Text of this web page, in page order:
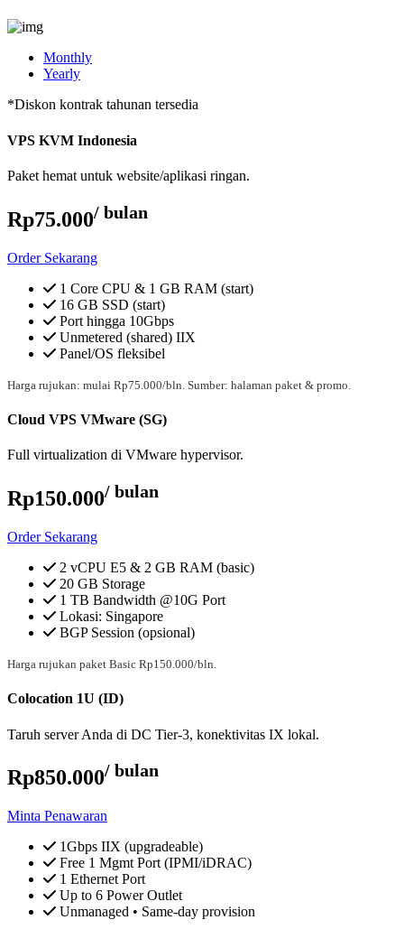
Monthly
Yearly
*Diskon kontrak tahunan tersedia
VPS KVM Indonesia
Paket hemat untuk website/aplikasi ringan.
Rp75.000/ bulan
Order Sekarang
1 Core CPU & 1 GB RAM (start)
16 GB SSD (start)
Port hingga 10Gbps
Unmetered (shared) IIX
Panel/OS fleksibel
Harga rujukan: mulai Rp75.000/bln. Sumber: halaman paket & promo.
Cloud VPS VMware (SG)
Full virtualization di VMware hypervisor.
Rp150.000/ bulan
Order Sekarang
2 vCPU E5 & 2 GB RAM (basic)
20 GB Storage
1 TB Bandwidth @10G Port
Lokasi: Singapore
BGP Session (opsional)
Harga rujukan paket Basic Rp150.000/bln.
Colocation 1U (ID)
Taruh server Anda di DC Tier-3, konektivitas IX lokal.
Rp850.000/ bulan
Minta Penawaran
1Gbps IIX (upgradeable)
Free 1 Mgmt Port (IPMI/iDRAC)
1 Ethernet Port
Up to 6 Power Outlet
Unmanaged • Same-day provision